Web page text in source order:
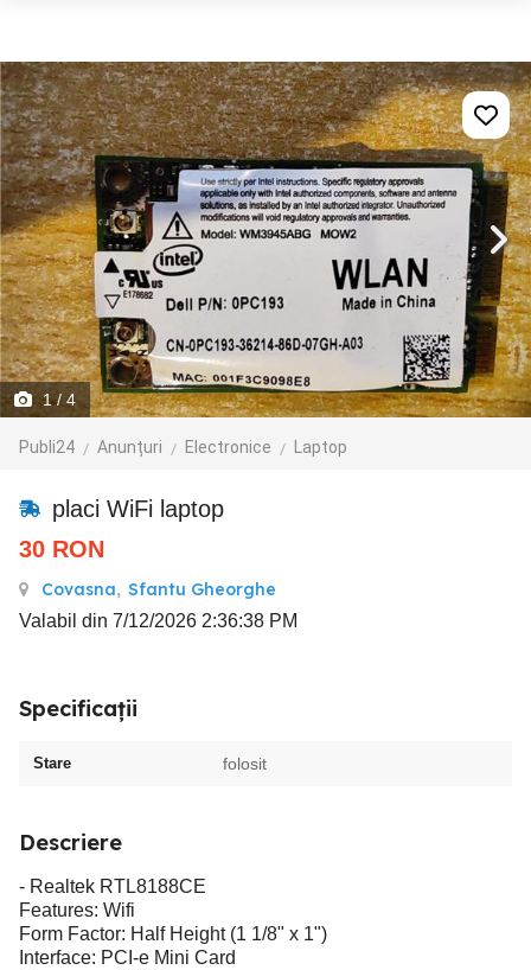
1/ 4
Publi24 Anunțuri Electronice Laptop
placi WiFi laptop
30 RON
Covasna, Sfantu Gheorghe
Valabil din 7/12/2026 2:36:38 PM
Specificații
Stare folosit
Descriere
- Realtek RTL8188CE
Features: Wifi
Form Factor: Half Height (1 1/8" x 1")
Interface: PCI-e Mini Card